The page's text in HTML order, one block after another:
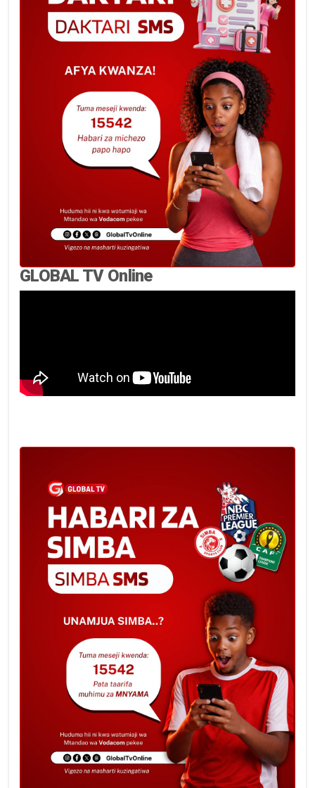
GLOBAL TV Online